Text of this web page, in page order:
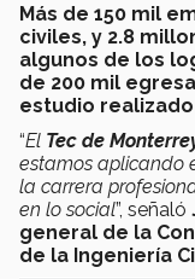
Más de 150 mil
civiles, y 2.8
algunos de los
de 200 mil
estudio
“El Tec de
estamos aplicando
la carrera
en lo social”, señaló
general de la
de la Ingeniería